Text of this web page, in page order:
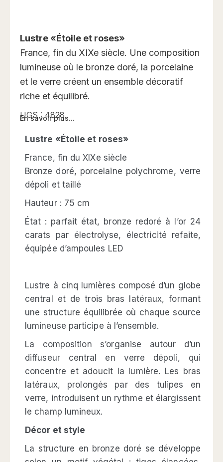
Lustre «Étoile et roses»
France, fin du XIXe siècle. Une composition
lumineuse où le bronze doré, la porcelaine
et le verre créent un ensemble décoratif
riche et équilibré.
En savoir plus...
UGS :4828
Lustre «Étoile et roses»
France, fin du XIXe siècle
Bronze doré, porcelaine polychrome, verre
dépoli et taillé
Hauteur : 75 cm
État : parfait état, bronze redoré à l’or 24
carats par électrolyse, électricité refaite,
équipée d’ampoules LED
Lustre à cinq lumières composé d’un globe
central et de trois bras latéraux, formant
une structure équilibrée où chaque source
lumineuse participe à l’ensemble.
La composition s’organise autour d’un
diffuseur central en verre dépoli, qui
concentre et adoucit la lumière. Les bras
latéraux, prolongés par des tulipes en
verre, introduisent un rythme et élargissent
le champ lumineux.
Décor et style
La structure en bronze doré se développe